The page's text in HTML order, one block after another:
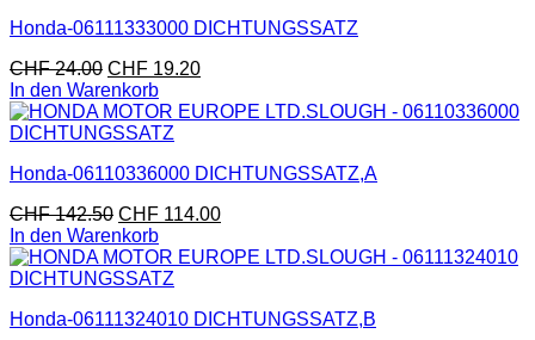
Honda-06111333000 DICHTUNGSSATZ
CHF24.00 CHF 19.20
In den Warenkorb
Honda-06110336000 DICHTUNGSSATZ,A
CHF142.50 CHF 114.00
In den Warenkorb
Honda-06111324010 DICHTUNGSSATZ,B